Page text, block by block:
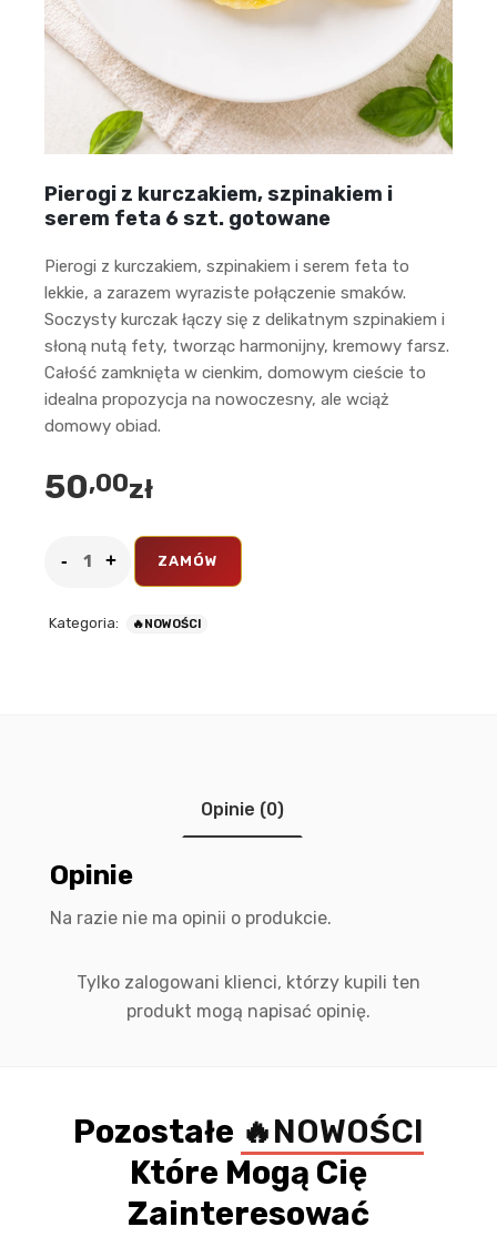
Pierogi z kurczakiem, szpinakiem i
serem feta 6 szt. gotowane
Pierogi z kurczakiem, szpinakiem i serem feta to
lekkie, a zarazem wyraziste połączenie smaków.
Soczysty kurczak łączy się z delikatnym szpinakiem i
słoną nutą fety, tworząc harmonijny, kremowy farsz.
Całość zamknięta w cienkim, domowym cieście to
idealna propozycja na nowoczesny, ale wciąż
domowy obiad.
50,00zł
ZAMÓW
Kategoria: 🔥NOWOŚCI
Opinie (0)
Opinie
Na razie nie ma opinii o produkcie.
Tylko zalogowani klienci, którzy kupili ten
produkt mogą napisać opinię.
Pozostałe 🔥NOWOŚCI
Które Mogą Cię
Zainteresować